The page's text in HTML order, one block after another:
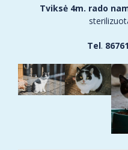
Tviksė 4m. rado
Tel.